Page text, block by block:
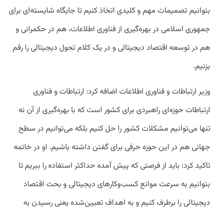
بتوانیم تصمیمات مهم و کلیدی اتخاذ کنیم تا جایگاه شایسته‌ای برای
جمهوری اسلامی در بهره‌گیری از فناوری اطلاعات، هم در حکمرانی و
هم در توسعه اقتصاد دیجیتالی و در یک‌ کلام تحول دیجیتالی را رقم
بزنیم.
وزیر ارتباطات و فناوری اطلاعات اضافه کرد: ارتباطات و فناوری
ارتباطات حوزه‌ای راهبردی برای کشور است که با بهره‌گیری از آن نه‌
تنها می‌توانیم مشکلات کشور را حل کنیم بلکه می‌توانیم در سطح
جهانی هم در این حوزه حرفی برای گفتن داشته باشیم. او در خاتمه
تاکید کرد: باید از فرصتی که پیش‌ آمده حداکثر استفاده را ببریم تا
بتوانیم به‌ سرعت موانع کسب‌وکارهای دیجیتالی و بحث اقتصاد
دیجیتالی را برطرف کنیم و به اهداف تعیین‌شده یعنی رسیدن به